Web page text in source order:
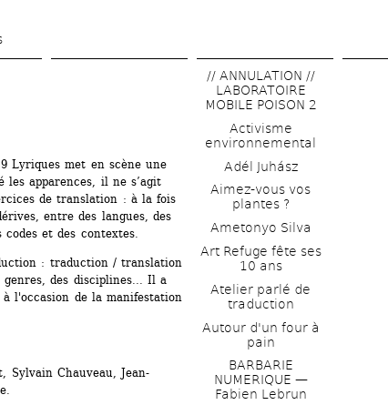
contenu
Lyriques met en scène une
les apparences, il ne s’agit
de translation : à la fois
entre des langues, des
et des contextes.
: traduction / translation
des disciplines... Il a
l'occasion de la manifestation
Sylvain Chauveau, Jean-
// ANNULATION //
LABORATOIRE
MOBILE POISON 2
Activisme
environnemental
Adél Juhász
Aimez-vous vos
plantes ?
Ametonyo Silva
Art Refuge fête ses
10 ans
Atelier parlé de
traduction
Autour d'un four à
pain
BARBARIE
NUMERIQUE —
Fabien Lebrun